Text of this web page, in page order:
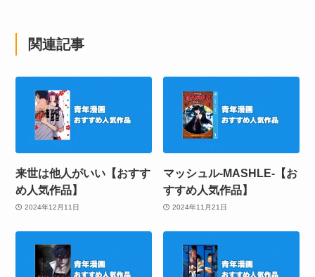
関連記事
来世は他人がいい【おすす
め人気作品】
2024年12月11日
マッシュル-MASHLE-【お
すすめ人気作品】
2024年11月21日